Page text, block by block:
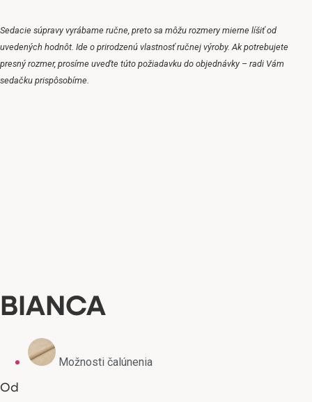
Sedacie súpravy vyrábame ručne, preto sa môžu rozmery mierne líšiť od
uvedených hodnôt. Ide o prirodzenú vlastnosť ručnej výroby. Ak potrebujete
presný rozmer, prosíme uveďte túto požiadavku do objednávky – radi Vám
sedačku prispôsobíme.
BIANCA
Možnosti čalúnenia
Od